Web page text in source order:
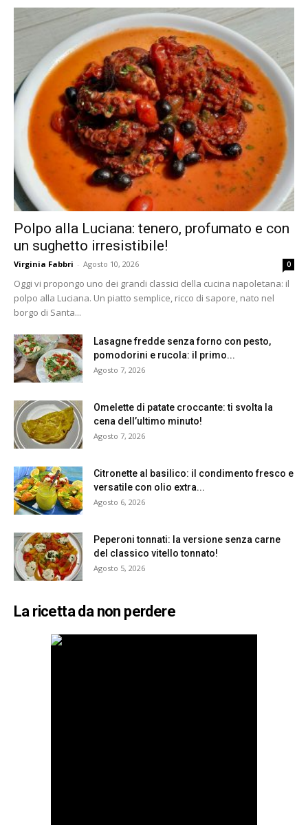
Polpo alla Luciana: tenero, profumato e con
un sughetto irresistibile!
Virginia Fabbri - Agosto 10, 2026 0
Oggi vi propongo uno dei grandi classici della cucina napoletana: il
polpo alla Luciana. Un piatto semplice, ricco di sapore, nato nel
borgo di Santa...
Lasagne fredde senza forno con pesto,
pomodorini e rucola: il primo...
Agosto 7, 2026
Omelette di patate croccante: ti svolta la
cena dell’ultimo minuto!
Agosto 7, 2026
Citronette al basilico: il condimento fresco e
versatile con olio extra...
Agosto 6, 2026
Peperoni tonnati: la versione senza carne
del classico vitello tonnato!
Agosto 5, 2026
La ricetta da non perdere